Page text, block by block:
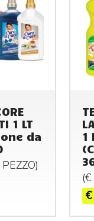
1 LT
da
PEZZO)
1
€